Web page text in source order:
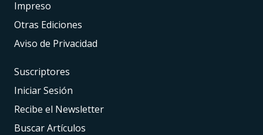
Impreso
Otras Ediciones
Aviso de Privacidad
Suscriptores
Iniciar Sesión
Recibe el Newsletter
Buscar Artículos